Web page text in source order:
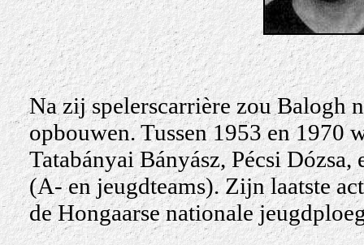
Na zij spelerscarrière zou Balogh
opbouwen. Tussen 1953 en 1970
Tatabányai Bányász, Pécsi
(A- en jeugdteams). Zijn laatste
de Hongaarse nationale